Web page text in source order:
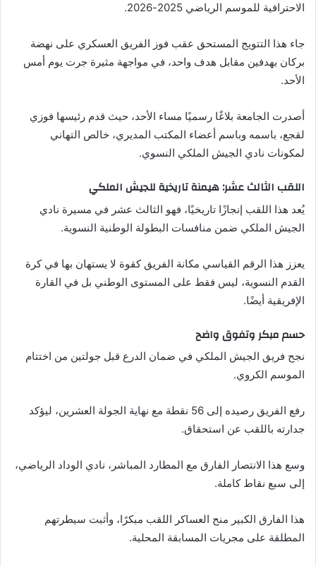
الاحترافية للموسم الرياضي 2025-2026.
جاء هذا التتويج المستحق عقب فوز الفريق العسكري على نهضة
بركان بهدفين مقابل هدف واحد، في مواجهة مثيرة جرت يوم أمس
الأحد.
أصدرت الجامعة بلاغًا رسميًا مساء الأحد، حيث قدم رئيسها فوزي
لقجع، باسمه وباسم أعضاء المكتب المديري، خالص التهاني
لمكونات نادي الجيش الملكي النسوي.
اللقب الثالث عشر: هيمنة تاريخية للجيش الملكي
يُعد هذا اللقب إنجازًا تاريخيًا، فهو الثالث عشر في مسيرة نادي
الجيش الملكي ضمن منافسات البطولة الوطنية النسوية.
يعزز هذا الرقم القياسي مكانة الفريق كقوة لا يستهان بها في كرة
القدم النسوية، ليس فقط على المستوى الوطني بل في القارة
الإفريقية أيضًا.
حسم مبكر وتفوق واضح
نجح فريق الجيش الملكي في ضمان الدرع قبل جولتين من اختتام
الموسم الكروي.
رفع الفريق رصيده إلى 56 نقطة مع نهاية الجولة العشرين، ليؤكد
جدارته باللقب عن استحقاق.
وسع هذا الانتصار الفارق مع المطارد المباشر، نادي الوداد الرياضي،
إلى سبع نقاط كاملة.
هذا الفارق الكبير منح العساكر اللقب مبكرًا، وأثبت سيطرتهم
المطلقة على مجريات المسابقة المحلية.